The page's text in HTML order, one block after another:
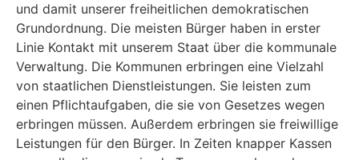
und damit unserer freiheitlichen demokratischen
Grundordnung. Die meisten Bürger haben in erster
Linie Kontakt mit unserem Staat über die kommunale
Verwaltung. Die Kommunen erbringen eine Vielzahl
von staatlichen Dienstleistungen. Sie leisten zum
einen Pflichtaufgaben, die sie von Gesetzes wegen
erbringen müssen. Außerdem erbringen sie freiwillige
Leistungen für den Bürger. In Zeiten knapper Kassen